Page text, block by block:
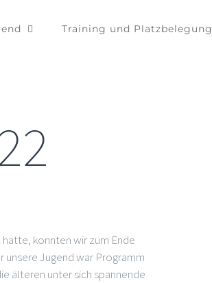
Training und Platzbelegung
konnten wir zum Ende
unsere Jugend war Programm
älteren unter sich spannende